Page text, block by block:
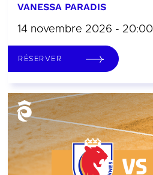
VANESSA PARADIS
14 novembre 2026 - 20:00
RÉSERVER